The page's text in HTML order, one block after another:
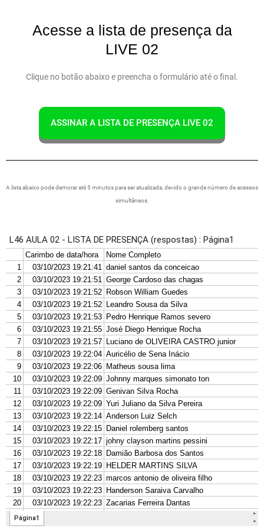
Acesse a lista de presença da
LIVE 02
Clique no botão abaixo e preencha o formulário até o final.
ASSINAR A LISTA DE PRESENÇA LIVE 02
A lista abaixo pode demorar até 5 minutos para ser atualizada, devido o grande número de acessos
simultâneos.